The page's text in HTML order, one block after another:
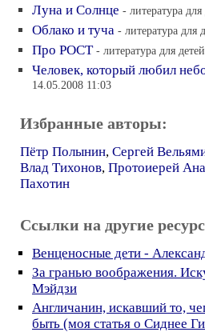
Луна и Солнце - литература
Облако и туча - литература для
Про РОСТ - литература для
Человек, который любил
14.05.2008 11:03
Избранные авторы:
Пётр Полынин, Сергей
Влад Тихонов, Протоиерей
Пахотин
Ссылки на другие
Венценосные дети -
За гранью воображения.
Мэйдзи
Англичанин, искавший то,
быть (моя статья о Сиднее